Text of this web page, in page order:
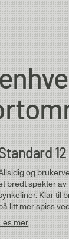
og
bredt spekter
Klar til
litt mer spiss
mer